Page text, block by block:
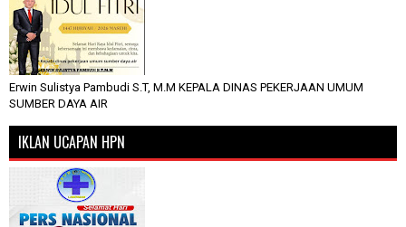
Erwin Sulistya Pambudi S.T, M.M KEPALA DINAS PEKERJAAN UMUM
SUMBER DAYA AIR
IKLAN UCAPAN HPN